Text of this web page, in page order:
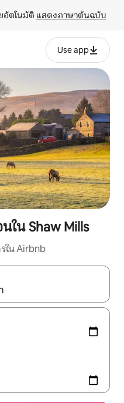
อัตโนมัติ แสดงภาษาต้นฉบับ
Use app
น Shaw Mills
ใน Airbnb
ปัด เพื่อสำรวจผลการค้นหา